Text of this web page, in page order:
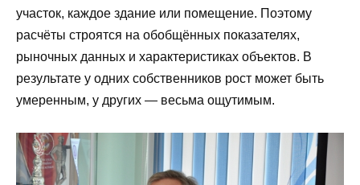
участок, каждое здание или помещение. Поэтому
расчёты строятся на обобщённых показателях,
рыночных данных и характеристиках объектов. В
результате у одних собственников рост может быть
умеренным, у других — весьма ощутимым.